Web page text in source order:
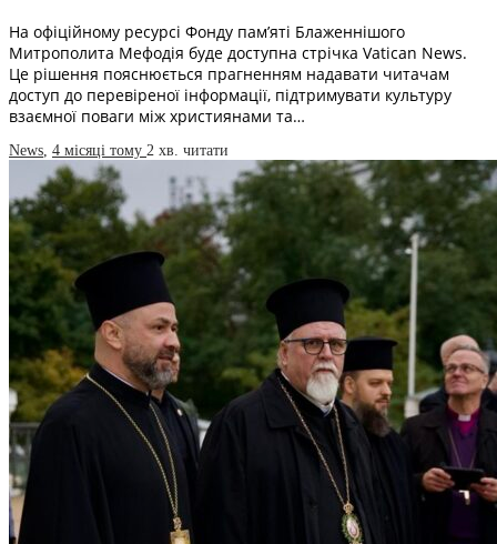
На офіційному ресурсі Фонду пам’яті Блаженнішого
Митрополита Мефодія буде доступна стрічка Vatican News.
Це рішення пояснюється прагненням надавати читачам
доступ до перевіреної інформації, підтримувати культуру
взаємної поваги між християнами та…
News, 4 місяці тому 2 хв. читати